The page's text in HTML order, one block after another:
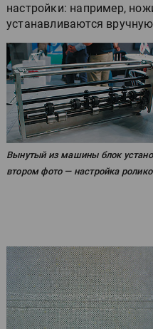
настройки: например,
устанавливаются
Вынутый из машины блок
втором фото — настройка